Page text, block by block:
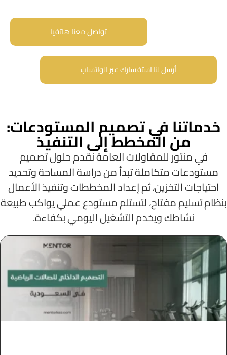
تواصل معنا هاتفيا
أرسل لنا استفسارك عبر الواتساب
خدماتنا في تصميم المستودعات:
من المخطط إلى التنفيذ
في منتور للمقاولات العامة نقدم حلول تصميم
مستودعات متكاملة تبدأ من دراسة المساحة وتحديد
احتياجات التخزين، ثم إعداد المخططات وتنفيذ الأعمال
بنظام تسليم مفتاح، لتستلم مستودع عملي يواكب طبيعة
نشاطك ويخدم التشغيل اليومي بكفاءة.